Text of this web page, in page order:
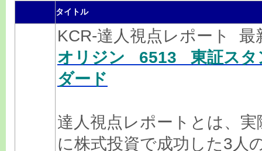
タイトル
KCR-達人視点レポート
オリジン 6513 東証スタ
ダード
達人視点レポートとは、実
に株式投資で成功した3人